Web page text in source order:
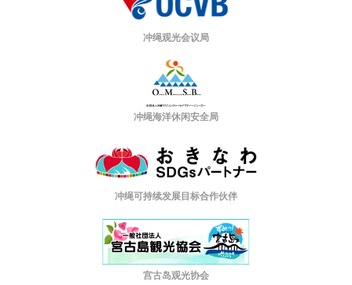
冲绳观光会议局
冲绳海洋休闲安全局
冲绳可持续发展目标合作伙伴
宫古岛观光协会